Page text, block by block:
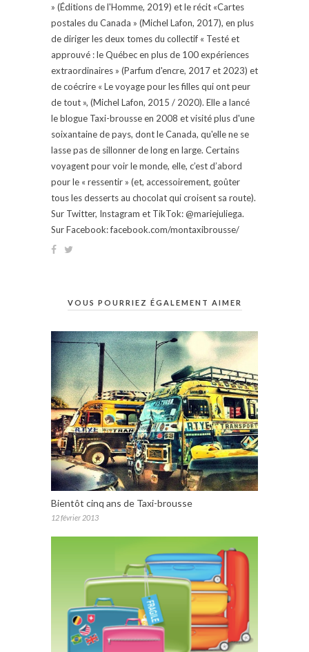
» (Éditions de l'Homme, 2019) et le récit «Cartes
postales du Canada » (Michel Lafon, 2017), en plus
de diriger les deux tomes du collectif « Testé et
approuvé : le Québec en plus de 100 expériences
extraordinaires » (Parfum d'encre, 2017 et 2023) et
de coécrire « Le voyage pour les filles qui ont peur
de tout », (Michel Lafon, 2015 / 2020). Elle a lancé
le blogue Taxi-brousse en 2008 et visité plus d'une
soixantaine de pays, dont le Canada, qu'elle ne se
lasse pas de sillonner de long en large. Certains
voyagent pour voir le monde, elle, c’est d’abord
pour le « ressentir » (et, accessoirement, goûter
tous les desserts au chocolat qui croisent sa route).
Sur Twitter, Instagram et TikTok: @mariejuliega.
Sur Facebook: facebook.com/montaxibrousse/
VOUS POURRIEZ ÉGALEMENT AIMER
Bientôt cinq ans de Taxi-brousse
12 février 2013